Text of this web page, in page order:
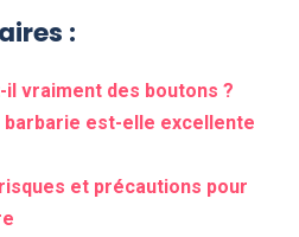
:
vraiment des boutons ?
barbarie est-elle excellente
et précautions pour